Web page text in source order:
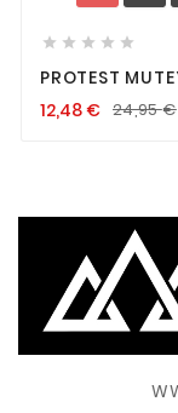
    
PROTEST
12,48 € 24,95€